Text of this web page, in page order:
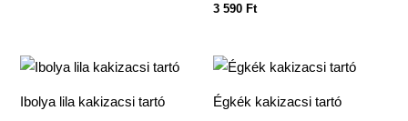
3 590 Ft
Ibolya lila kakizacsi tartó Égkék kakizacsi tartó